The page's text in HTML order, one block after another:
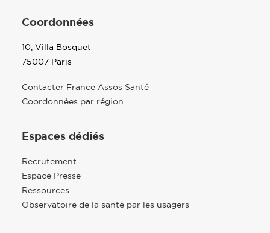
Coordonnées
10, Villa Bosquet
75007 Paris
Contacter France Assos Santé
Coordonnées par région
Espaces dédiés
Recrutement
Espace Presse
Ressources
Observatoire de la santé par les usagers